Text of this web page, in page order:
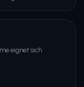
eignet sich